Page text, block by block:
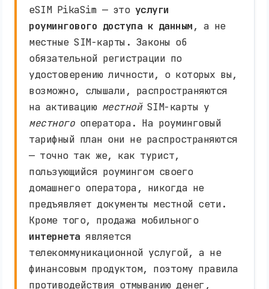
eSIM PikaSim — это услуги
роумингового доступа к данным, а не
местные SIM-карты. Законы об
обязательной регистрации по
удостоверению личности, о которых вы,
возможно, слышали, распространяются
на активацию местнойSIM-карты у
местногооператора. На роуминговый
тарифный план они не распространяются
— точно так же, как турист,
пользующийся роумингом своего
домашнего оператора, никогда не
предъявляет документы местной сети.
Кроме того, продажа мобильного
интернета является
телекоммуникационной услугой, а не
финансовым продуктом, поэтому правила
противодействия отмыванию денег,